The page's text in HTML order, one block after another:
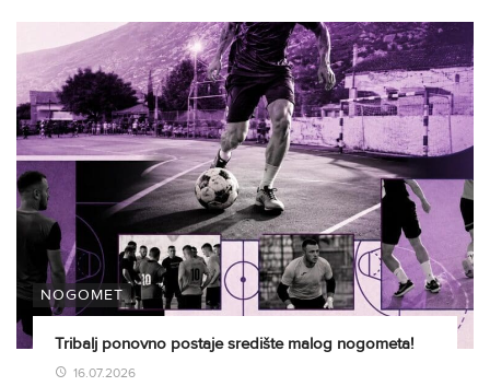
NOGOMET
Tribalj ponovno postaje središte malog nogometa!
16.07.2026